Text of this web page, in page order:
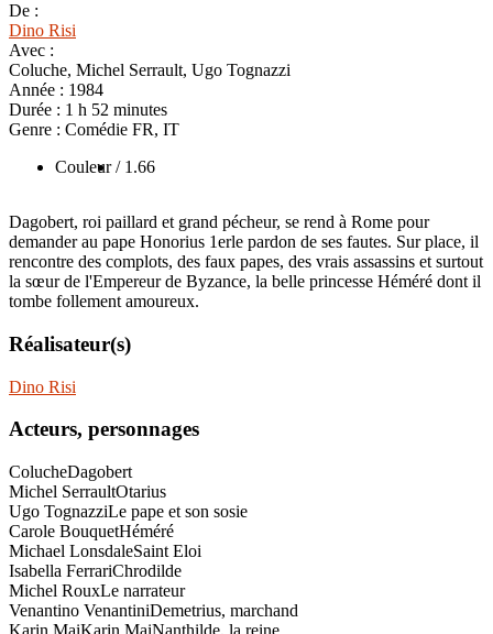
De :
Dino Risi
Avec :
Coluche, Michel Serrault, Ugo Tognazzi
Année : 1984
Durée : 1 h 52 minutes
Genre : Comédie FR, IT
Couleur / 1.66
Dagobert, roi paillard et grand pécheur, se rend à Rome pour
demander au pape Honorius 1erle pardon de ses fautes. Sur place, il
rencontre des complots, des faux papes, des vrais assassins et surtout
la sœur de l'Empereur de Byzance, la belle princesse Héméré dont il
tombe follement amoureux.
Réalisateur(s)
Dino Risi
Acteurs, personnages
ColucheDagobert
Michel SerraultOtarius
Ugo TognazziLe pape et son sosie
Carole BouquetHéméré
Michael LonsdaleSaint Eloi
Isabella FerrariChrodilde
Michel RouxLe narrateur
Venantino VenantiniDemetrius, marchand